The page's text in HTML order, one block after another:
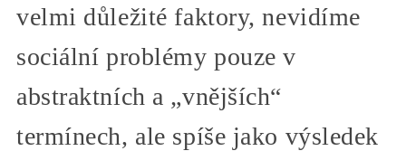
velmi důležité faktory, nevidíme
sociální problémy pouze v
abstraktních a „vnějších“
termínech, ale spíše jako výsledek